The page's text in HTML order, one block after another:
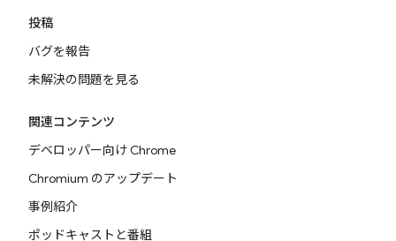
投稿
バグを報告
未解決の問題を見る
関連コンテンツ
デベロッパー向け Chrome
Chromium のアップデート
事例紹介
ポッドキャストと番組